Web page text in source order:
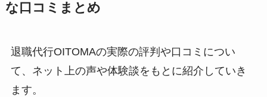
な口コミまとめ
退職代行OITOMAの実際の評判や口コミについ
て、ネット上の声や体験談をもとに紹介していき
ます。